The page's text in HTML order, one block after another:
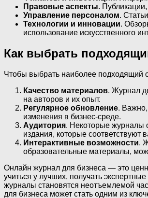
Правовые аспекты.
Управление персоналом.
Технологии и инновации.
использование искусственного
Как выбрать
Чтобы выбрать наиболее подходящий
Качество материалов. Журнал
на авторов и их опыт.
Регулярное обновление.
изменения в бизнес-среде.
Аудитория. Некоторые журналы
издания, которые соответствуют
Интерактивные возможности.
образовательные материалы,
Онлайн журнал для бизнеса — это
учиться у лучших, получать
журналы становятся неотъемлемой
для бизнеса может стать одним из